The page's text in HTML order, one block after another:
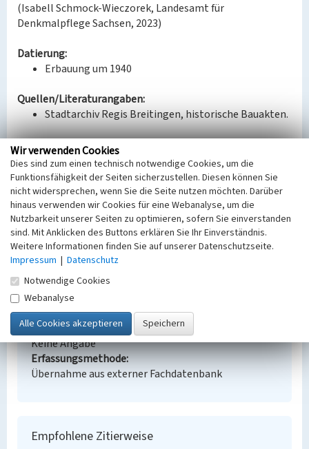
(Isabell Schmock-Wieczorek, Landesamt für
Denkmalpflege Sachsen, 2023)
Datierung:
Erbauung um 1940
Quellen/Literaturangaben:
Stadtarchiv Regis Breitingen, historische Bauakten.
BKM-Nummer:30500363
Poliklinik (Zentralwerkstatt Regis)
Schlagwörter
Ärztehaus
Ort
Regis-Breitingen
Fachsicht(en)
Denkmalpflege
Erfassungsmaßstab
Keine Angabe
Erfassungsmethode
Übernahme aus externer Fachdatenbank
Empfohlene Zitierweise
Wir verwenden Cookies
Dies sind zum einen technisch notwendige Cookies, um die
Funktionsfähigkeit der Seiten sicherzustellen. Diesen können Sie
nicht widersprechen, wenn Sie die Seite nutzen möchten. Darüber
hinaus verwenden wir Cookies für eine Webanalyse, um die
Nutzbarkeit unserer Seiten zu optimieren, sofern Sie einverstanden
sind. Mit Anklicken des Buttons erklären Sie Ihr Einverständnis.
Weitere Informationen finden Sie auf unserer Datenschutzseite.
Impressum | Datenschutz
Notwendige Cookies
Webanalyse